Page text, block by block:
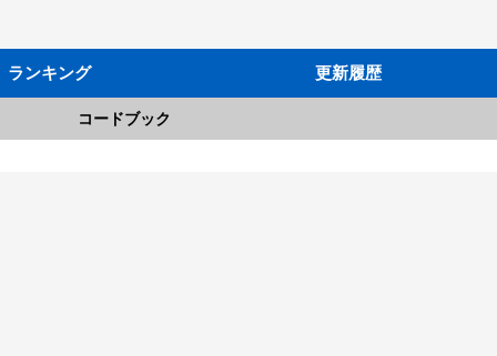
ランキング 更新履歴
コードブック